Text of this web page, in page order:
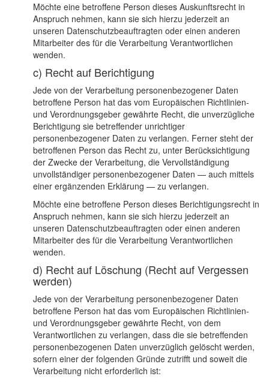
Möchte eine betroffene Person dieses Auskunftsrecht in
Anspruch nehmen, kann sie sich hierzu jederzeit an
unseren Datenschutzbeauftragten oder einen anderen
Mitarbeiter des für die Verarbeitung Verantwortlichen
wenden.
c) Recht auf Berichtigung
Jede von der Verarbeitung personenbezogener Daten
betroffene Person hat das vom Europäischen Richtlinien-
und Verordnungsgeber gewährte Recht, die unverzügliche
Berichtigung sie betreffender unrichtiger
personenbezogener Daten zu verlangen. Ferner steht der
betroffenen Person das Recht zu, unter Berücksichtigung
der Zwecke der Verarbeitung, die Vervollständigung
unvollständiger personenbezogener Daten — auch mittels
einer ergänzenden Erklärung — zu verlangen.
Möchte eine betroffene Person dieses Berichtigungsrecht in
Anspruch nehmen, kann sie sich hierzu jederzeit an
unseren Datenschutzbeauftragten oder einen anderen
Mitarbeiter des für die Verarbeitung Verantwortlichen
wenden.
d) Recht auf Löschung (Recht auf Vergessen
werden)
Jede von der Verarbeitung personenbezogener Daten
betroffene Person hat das vom Europäischen Richtlinien-
und Verordnungsgeber gewährte Recht, von dem
Verantwortlichen zu verlangen, dass die sie betreffenden
personenbezogenen Daten unverzüglich gelöscht werden,
sofern einer der folgenden Gründe zutrifft und soweit die
Verarbeitung nicht erforderlich ist: